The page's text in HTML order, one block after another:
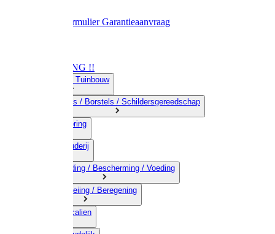
RetourformulierGarantieaanvraag
OPRUIMING !!
01) Land-& Tuinbouw
02) Bezems / Borstels / Schildersgereedschap
03) Afrastering
04) Veehouderij
05) Bestrijding / Bescherming / Voeding
06) Besproeiing / Beregening
07) Chemicalien